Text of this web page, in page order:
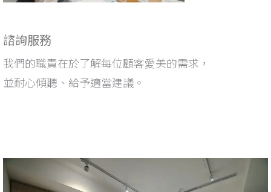
諮詢服務
我們的職責在於了解每位顧客愛美的需求，
並耐心傾聽、給予適當建議 。